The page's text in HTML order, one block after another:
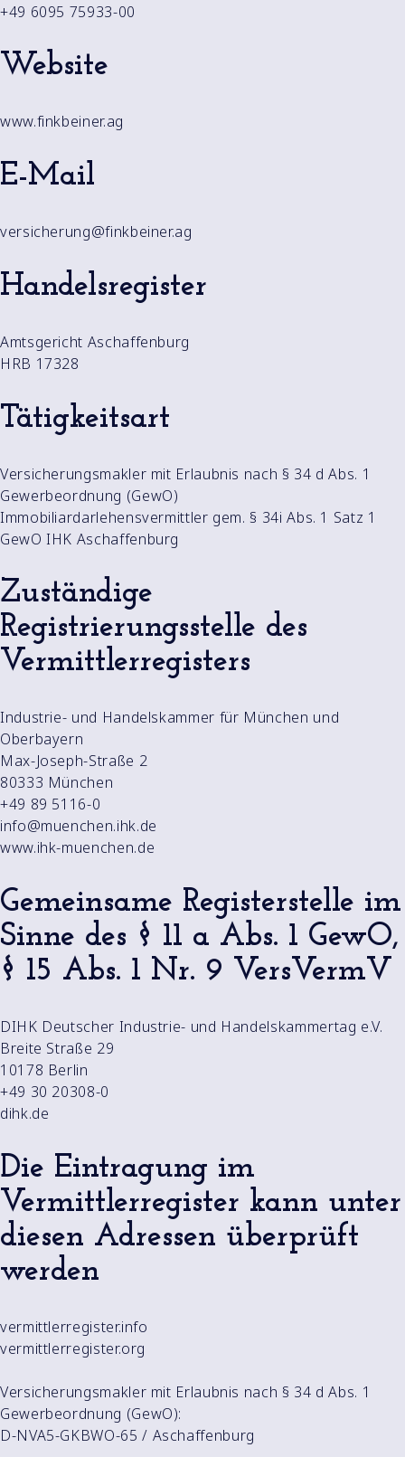
+49 6095 75933-00
Website
www.finkbeiner.ag
E-Mail
versicherung@finkbeiner.ag
Handelsregister
Amtsgericht Aschaffenburg
HRB 17328
Tätigkeitsart
Versicherungsmakler mit Erlaubnis nach § 34 d Abs. 1
Gewerbeordnung (GewO)
Immobiliardarlehensvermittler gem. § 34i Abs. 1 Satz 1
GewO IHK Aschaffenburg
Zuständige
Registrierungsstelle des
Vermittlerregisters
Industrie- und Handelskammer für München und
Oberbayern
Max-Joseph-Straße 2
80333 München
+49 89 5116-0
info@muenchen.ihk.de
www.ihk-muenchen.de
Gemeinsame Registerstelle im
Sinne des § 11 a Abs. 1 GewO,
§ 15 Abs. 1 Nr. 9 VersVermV
DIHK Deutscher Industrie- und Handelskammertag e.V.
Breite Straße 29
10178 Berlin
+49 30 20308-0
dihk.de
Die Eintragung im
Vermittlerregister kann unter
diesen Adressen überprüft
werden
vermittlerregister.info
vermittlerregister.org
Versicherungsmakler mit Erlaubnis nach § 34 d Abs. 1
Gewerbeordnung (GewO):
D-NVA5-GKBWO-65 / Aschaffenburg